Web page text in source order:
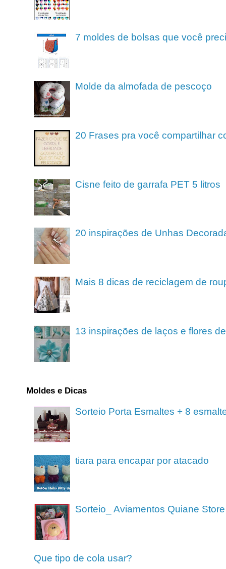
7 moldes de bolsas que você
Molde da almofada de pescoço
20 Frases pra você compartilhar
Cisne feito de garrafa PET 5 litros
20 inspirações de Unhas
Mais 8 dicas de reciclagem de
13 inspirações de laços e flores
Moldes e Dicas
Sorteio Porta Esmaltes + 8
tiara para encapar por atacado
Sorteio_ Aviamentos Quiane Store
Que tipo de cola usar?